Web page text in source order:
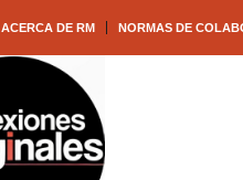
ACERCA DE RM NORMAS DE